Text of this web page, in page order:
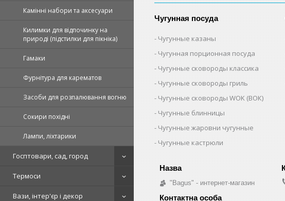
Камінні набори та аксесуари
Килимки для відпочинку на
природі (підстилки для пікніка)
Гамаки
Фурнітура для карематов
Засоби для розпалювання вогню
Сокири похідні
Лампи, ліхтарики
Госптовари, сад, город
Термоси
Вази, інтер'єр і декор
Чугунная посуда
Чугунные казаны
Чугунная порционная посуда
Чугунные сковороды классика
Чугунные сковороды гриль
Чугунные сковороды WOK (ВОК)
Чугунные блинницы
Чугунные жаровни чугунные
Чугунные кастрюли
"Bagus" - интернет-магазин